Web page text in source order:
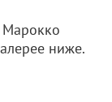
ниже.